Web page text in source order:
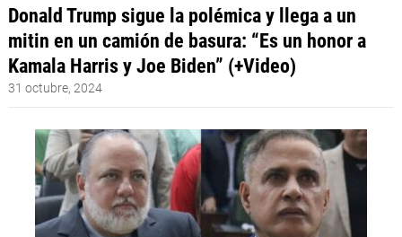
Donald Trump sigue la polémica y llega a un
mitin en un camión de basura: “Es un honor a
Kamala Harris y Joe Biden” (+Video)
31 octubre, 2024